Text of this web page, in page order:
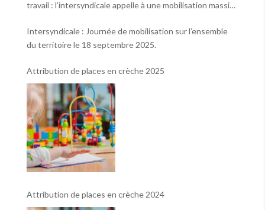
travail : l’intersyndicale appelle à une mobilisation massive
Intersyndicale : Journée de mobilisation sur l’ensemble
du territoire le 18 septembre 2025.
Attribution de places en crèche 2025
Attribution de places en crèche 2024